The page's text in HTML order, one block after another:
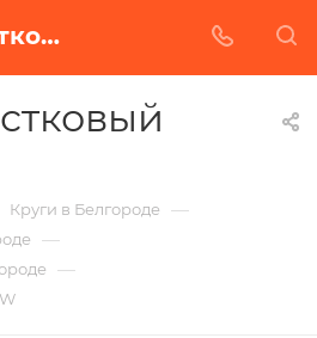
Круг лепестковый ZK10XW в Белгороде | Купить по недорогой цене от Абразивного Завода
Круги в Белгороде —
—
—